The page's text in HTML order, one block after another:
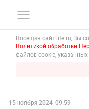
Посещая сайт life.ru, Вы
Политикой обработки
файлов cookie,
15 ноября 2024, 09:59